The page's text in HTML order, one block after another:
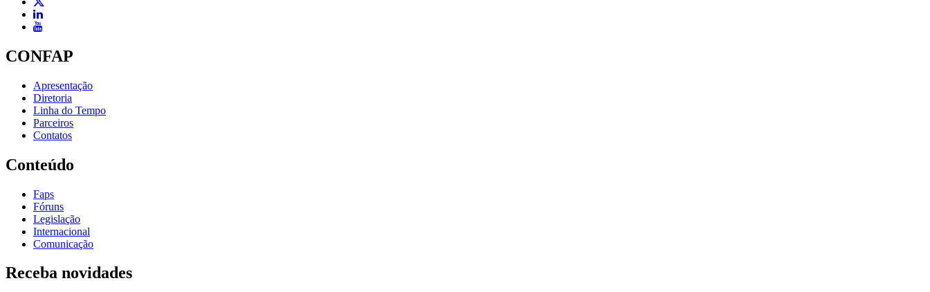
CONFAP
Apresentação
Diretoria
Linha do Tempo
Parceiros
Contatos
Conteúdo
Faps
Fóruns
Legislação
Internacional
Comunicação
Receba novidades